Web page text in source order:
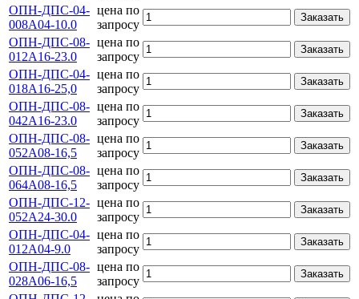
ОПН-ДПС-04-
008А04-10.0
цена по
запросу
Заказать
ОПН-ДПС-08-
012А16-23.0
цена по
запросу
Заказать
ОПН-ДПС-04-
018А16-25,0
цена по
запросу
Заказать
ОПН-ДПС-08-
042А16-23.0
цена по
запросу
Заказать
ОПН-ДПС-08-
052А08-16,5
цена по
запросу
Заказать
ОПН-ДПС-08-
064А08-16,5
цена по
запросу
Заказать
ОПН-ДПС-12-
052А24-30.0
цена по
запросу
Заказать
ОПН-ДПС-04-
012А04-9.0
цена по
запросу
Заказать
ОПН-ДПС-08-
028А06-16,5
цена по
запросу
Заказать